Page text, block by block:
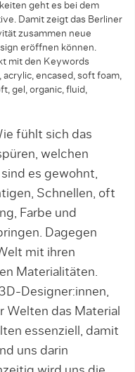
geht es bei dem
Damit zeigt das Berliner
zusammen neue
eröffnen können.
mit den Keywords
encased, soft foam,
gel, organic, fluid,
fühlt sich das
welchen
es gewohnt,
Schnellen, oft
Farbe und
Dagegen
mit ihren
Materialitäten.
Designer:innen,
Welten das Material
essenziell, damit
uns darin